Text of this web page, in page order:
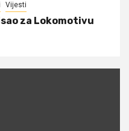
Vijesti
za Lokomotivu